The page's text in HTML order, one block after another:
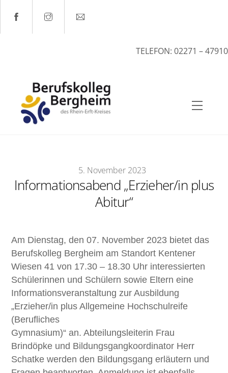
content
TELEFON: 02271 – 47910
Menu
5. November 2023
Informationsabend „Erzieher/in plus
Abitur“
Am Dienstag, den 07. November 2023 bietet das
Berufskolleg Bergheim am Standort Kentener
Wiesen 41 von 17.30 – 18.30 Uhr interessierten
Schülerinnen und Schülern sowie Eltern eine
Informationsveranstaltung zur Ausbildung
„Erzieher/in plus Allgemeine Hochschulreife
(Berufliches
Gymnasium)“ an.Abteilungsleiterin Frau
Brindöpke und Bildungsgangkoordinator Herr
Schatke werden den Bildungsgang erläutern und